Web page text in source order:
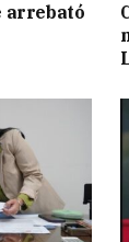
arrebató